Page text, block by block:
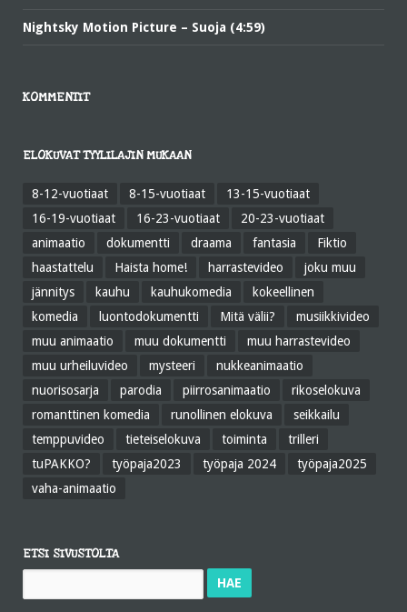
Nightsky Motion Picture – Suoja (4:59)
KOMMENTIT
ELOKUVAT TYYLILAJIN MUKAAN
8-12-vuotiaat 8-15-vuotiaat
13-15-vuotiaat
16-19-vuotiaat
16-23-vuotiaat
20-23-vuotiaat
animaatio
dokumentti draama fantasia
Fiktio
haastattelu
Haista home! harrastevideo
joku muu
jännitys
kauhu kauhukomedia
kokeellinen
komedia
luontodokumentti Mitä välii?
musiikkivideo
muu animaatio
muu dokumentti
muu harrastevideo
muu urheiluvideo
mysteeri
nukkeanimaatio
nuorisosarja
parodia piirrosanimaatio
rikoselokuva
romanttinen komedia
runollinen elokuva
seikkailu
temppuvideo
tieteiselokuva toiminta
trilleri
tuPAKKO?
työpaja2023 työpaja 2024
työpaja2025
vaha-animaatio
ETSI SIVUSTOLTA